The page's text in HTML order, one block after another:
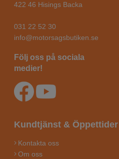
422 46 Hisings Backa
031 22 52 30
info@motorsagsbutiken.se
Följ oss på sociala
medier!
Kundtjänst & Öppettider
Kontakta oss
Om oss